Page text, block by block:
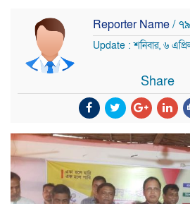
Reporter Name/
Update : শনিবার, ৬
Share